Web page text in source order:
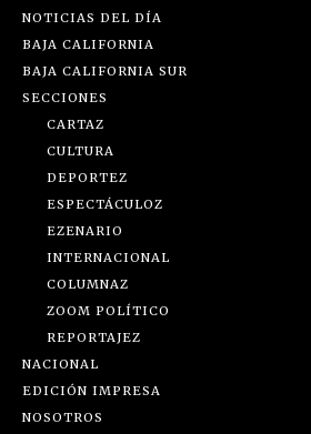
NOTICIAS DEL DÍA
BAJA CALIFORNIA
BAJA CALIFORNIA SUR
SECCIONES
CARTAZ
CULTURA
DEPORTEZ
ESPECTÁCULOZ
EZENARIO
INTERNACIONAL
COLUMNAZ
ZOOM POLÍTICO
REPORTAJEZ
NACIONAL
EDICIÓN IMPRESA
NOSOTROS